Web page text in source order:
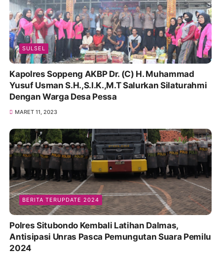
SULSEL
Kapolres Soppeng AKBP Dr. (C) H. Muhammad
Yusuf Usman S.H.,S.I.K.,M.T Salurkan Silaturahmi
Dengan Warga Desa Pessa
MARET 11, 2023
BERITA TERUPDATE 2024
Polres Situbondo Kembali Latihan Dalmas,
Antisipasi Unras Pasca Pemungutan Suara Pemilu
2024